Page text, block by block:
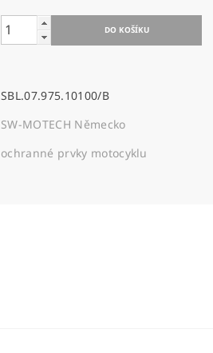
SBL.07.975.10100/B
SW-MOTECH Německo
ochranné prvky motocyklu